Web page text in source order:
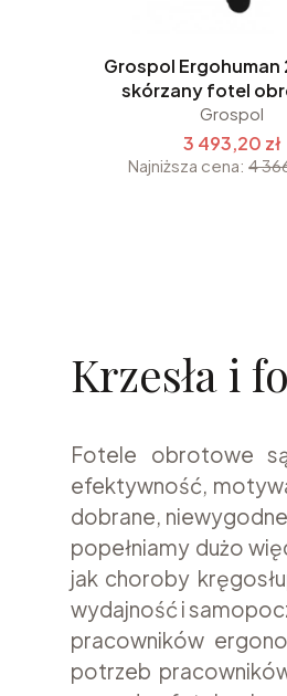
Grospol Ergohuman
skórzany fotel
Grospol
3 493,20 zł
Najniższa cena: 4
Krzesła i
Fotele obrotowe
efektywność,
dobrane,
popełniamy dużo
jak choroby
wydajność i
pracowników
potrzeb